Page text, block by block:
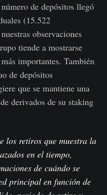
de depósitos llegó
(15.522
observaciones
tiende a mostrarse
importantes. También
de depósitos
que se mantiene una
derivados de su staking
los retiros que muestra la
en el tiempo,
de cuándo se
principal en función de